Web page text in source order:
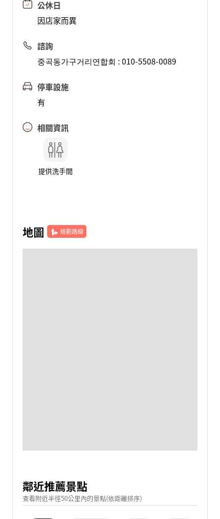
公休日
因店家而異
諮詢
중곡동가구거리연합회 : 010-5508-0089
停車設施
有
相關資訊
提供洗手間
地圖 規劃路線
鄰近推薦景點
查看附近半徑50公里內的景點(依距離排序)